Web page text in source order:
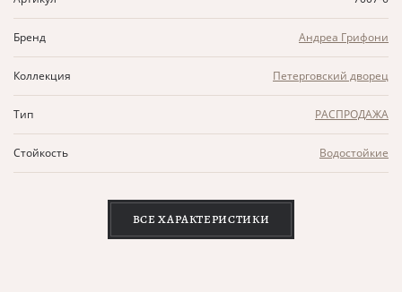
Бренд Андреа Грифони
Коллекция Петерговский дворец
Тип РАСПРОДАЖА
Стойкость Водостойкие
ВСЕ ХАРАКТЕРИСТИКИ